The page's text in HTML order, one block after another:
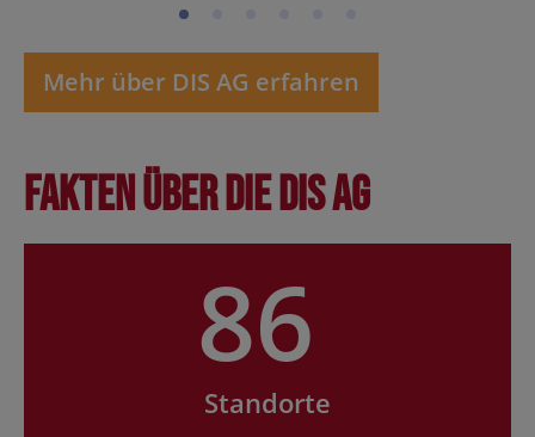
Mehr über DIS AG erfahren
Fakten über die DIS AG
86
Standorte